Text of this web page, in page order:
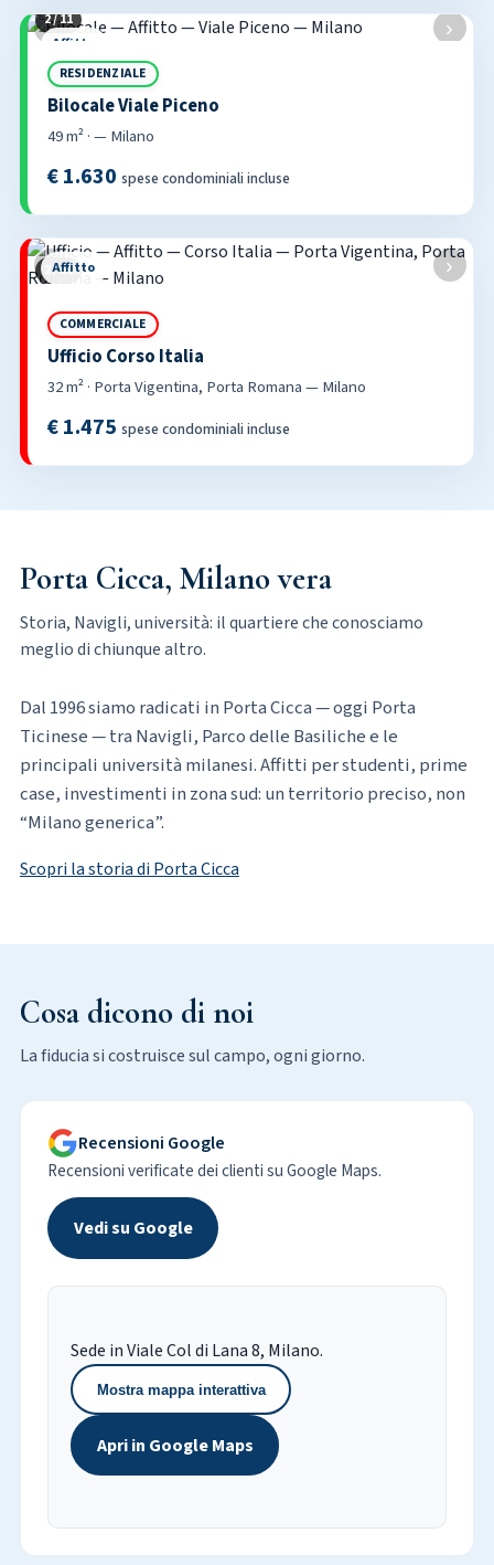
‹ ›
2 / 11
Affitto
RESIDENZIALE
Bilocale Viale Piceno
49 m² · — Milano
€ 1.630 spese condominiali incluse
‹ ›
2 / 16
Affitto
COMMERCIALE
Ufficio Corso Italia
32 m² · Porta Vigentina, Porta Romana — Milano
€ 1.475 spese condominiali incluse
Porta Cicca, Milano vera
Storia, Navigli, università: il quartiere che conosciamo
meglio di chiunque altro.
Dal 1996 siamo radicati in Porta Cicca — oggi Porta
Ticinese — tra Navigli, Parco delle Basiliche e le
principali università milanesi. Affitti per studenti, prime
case, investimenti in zona sud: un territorio preciso, non
“Milano generica”.
Scopri la storia di Porta Cicca
Cosa dicono di noi
La fiducia si costruisce sul campo, ogni giorno.
Recensioni Google
Recensioni verificate dei clienti su Google Maps.
Vedi su Google
Sede in Viale Col di Lana 8, Milano.
Mostra mappa interattiva
Apri in Google Maps